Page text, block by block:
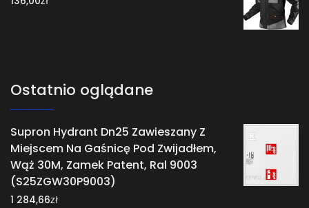
Ostatnio oglądane
Supron Hydrant Dn25 Zawieszany Z
Miejscem Na Gaśnicę Pod Zwijadłem,
Wąż 30M, Zamek Patent, Ral 9003
(S25ZGW30P9003)
1 284,66zł